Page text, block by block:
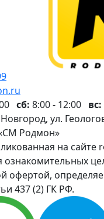
сб: 8:00 - 12:00 вс:
ул.
Родмон»
на сайте
ознакомительных
офертой,
437 (2) ГК РФ.